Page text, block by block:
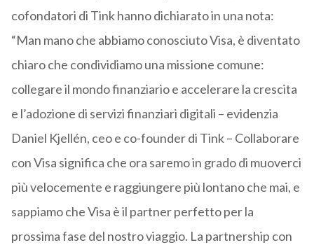
cofondatori di Tink hanno dichiarato in una nota:
“Man mano che abbiamo conosciuto Visa, è diventato
chiaro che condividiamo una missione comune:
collegare il mondo finanziario e accelerare la crescita
e l’adozione di servizi finanziari digitali – evidenzia
Daniel Kjellén, ceo e co-founder di Tink – Collaborare
con Visa significa che ora saremo in grado di muoverci
più velocemente e raggiungere più lontano che mai, e
sappiamo che Visa è il partner perfetto per la
prossima fase del nostro viaggio. La partnership con